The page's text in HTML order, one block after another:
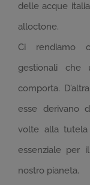
delle acque
alloctone.
Ci rendiamo
gestionali che
comporta.
esse derivano
volte alla tutela
essenziale per
nostro pianeta.